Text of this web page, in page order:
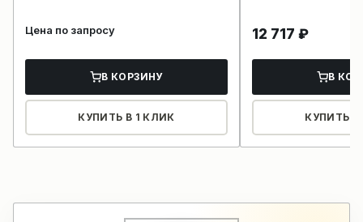
Цена по запросу
В КОРЗИНУ
КУПИТЬ В 1 КЛИК
12 717 ₽
В
КУПИТЬ В